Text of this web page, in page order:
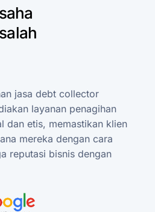
jasa debt collector
layanan penagihan
dan etis, memastikan klien
mereka dengan cara
reputasi bisnis dengan